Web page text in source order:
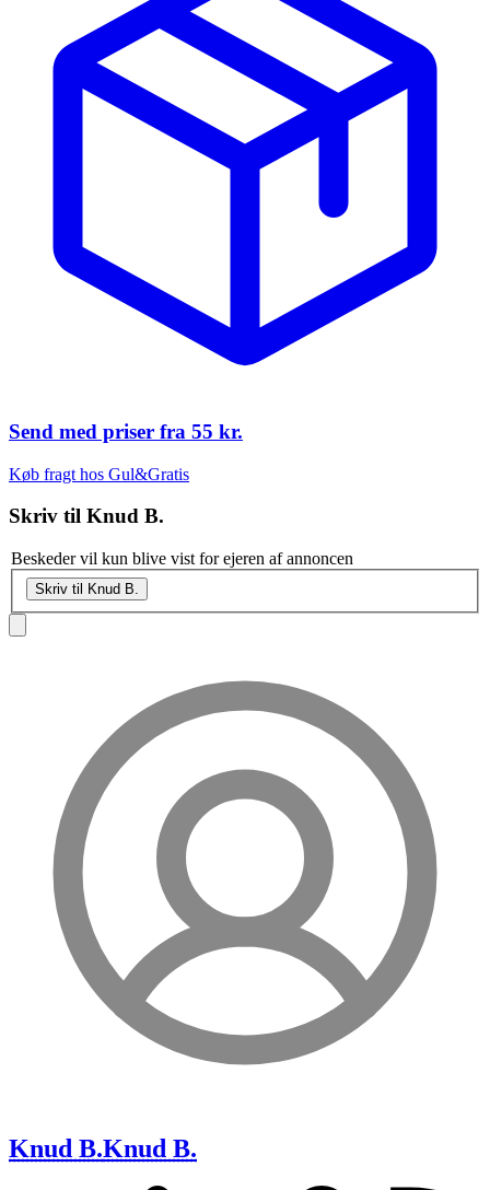
Send med priser fra 55 kr.
Køb fragt hos Gul&Gratis
Skriv til Knud B.
Beskeder vil kun blive vist for ejeren af annoncen
Skriv til Knud B.
Knud B.Knud B.